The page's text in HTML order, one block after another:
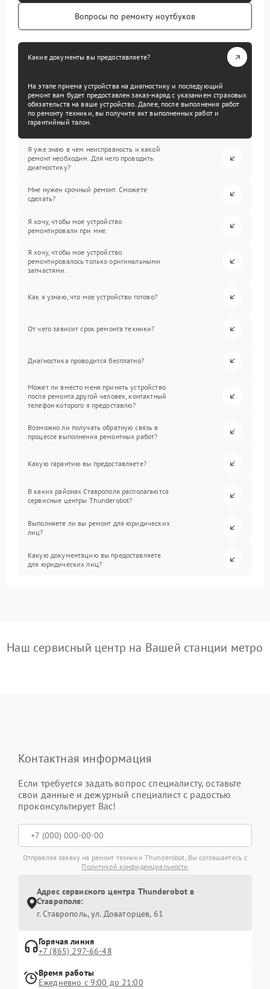
Вопросы по ремонту ноутбуков
Какие документы вы предоставляете?
На этапе приема устройства на диагностику и последующий
ремонт вам будет предоставлен заказ-наряд с указанием страховых
обязательств на ваше устройство. Далее, после выполнения работ
по ремонту техники, вы получите акт выполненных работ и
гарантийный талон.
Я уже знаю в чем неисправность и какой
ремонт необходим. Для чего проводить
диагностику?
Мне нужен срочный ремонт. Сможете
сделать?
Я хочу, чтобы мое устройство
ремонтировали при мне.
Я хочу, чтобы мое устройство
ремонтировалось только оригинальными
запчастями.
Как я узнаю, что мое устройство готово?
От чего зависит срок ремонта техники?
Диагностика проводится бесплатно?
Может ли вместо меня принять устройство
после ремонта другой человек, контактный
телефон которого я предоставлю?
Возможно ли получать обратную связь в
процессе выполнения ремонтных работ?
Какую гарантию вы предоставляете?
В каких районах Ставрополя располагаются
сервисные центры Thunderobot?
Выполняете ли вы ремонт для юридических
лиц?
Какую документацию вы предоставляете
для юридических лиц?
Наш сервисный центр на Вашей станции метро
Контактная информация
Если требуется задать вопрос специалисту, оставьте
свои данные и дежурный специалист с радостью
проконсультирует Вас!
Отправляя заявку на ремонт техники Thunderobot, Вы соглашаетесь с
Политикой конфиденциальности
Адрес сервисного центра Thunderobot в
Ставрополе:
г. Ставрополь, ул. Доваторцев, 61
Горячая линия
+7 (865) 297-66-48
Время работы
Ежедневно с 9:00 до 21:00